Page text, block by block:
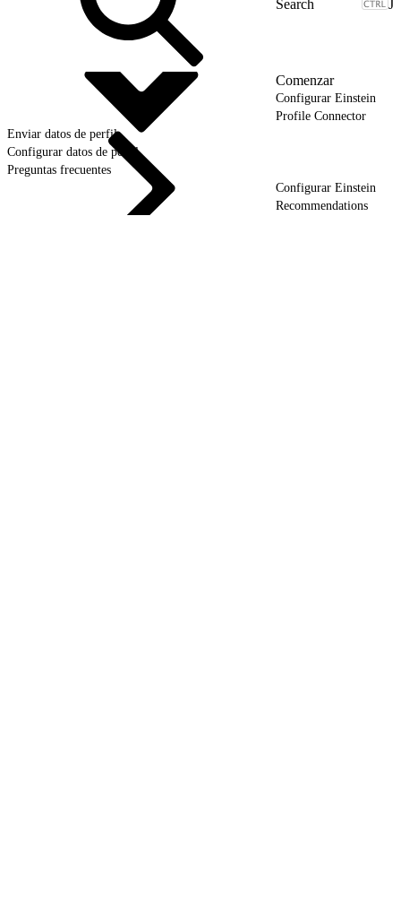
J
Comenzar
Configurar Einstein
Profile Connector
Enviar datos de perfil
Configurar datos de perfil
Preguntas frecuentes
Configurar Einstein
Recommendations